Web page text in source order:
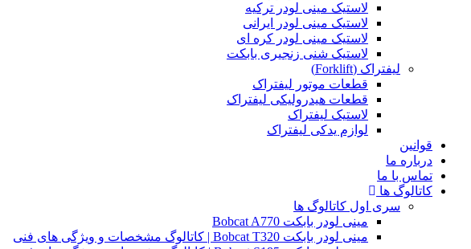
لاستیک مینی لودر ترکیه
لاستیک مینی لودر ایرانی
لاستیک مینی لودر کره ای
لاستیک شنی زنجیری بابکت
لیفتراک (Forklift)
قطعات موتور لیفتراک
قطعات هیدرولیکی لیفتراک
لاستیک لیفتراک
لوازم یدکی لیفتراک
قوانین
درباره ما
تماس با ما
کاتالوگ ها
سری اول کاتالوگ ها
مینی لودر بابکت Bobcat A770
مینی لودر بابکت Bobcat T320 | کاتالوگ مشخصات و ویژگی های فنی